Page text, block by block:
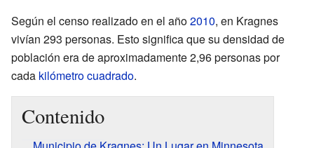
Según el censo realizado en el año2010, en Kragnes
vivían 293 personas. Esto significa que su densidad de
población era de aproximadamente 2,96 personas por
cada kilómetro cuadrado.
Contenido